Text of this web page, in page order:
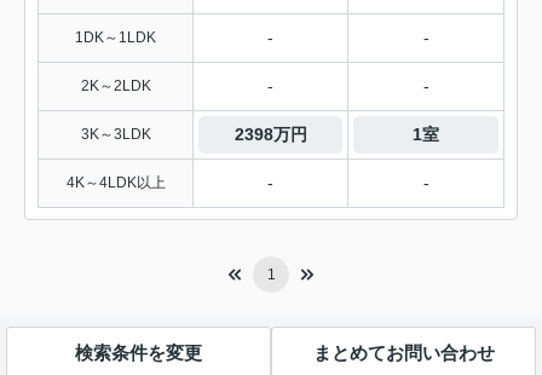
1DK～1LDK - -
2K～2LDK - -
3K～3LDK 2398万円 1室
4K～4LDK以上 - -
1
検索条件を変更 まとめてお問い合わせ